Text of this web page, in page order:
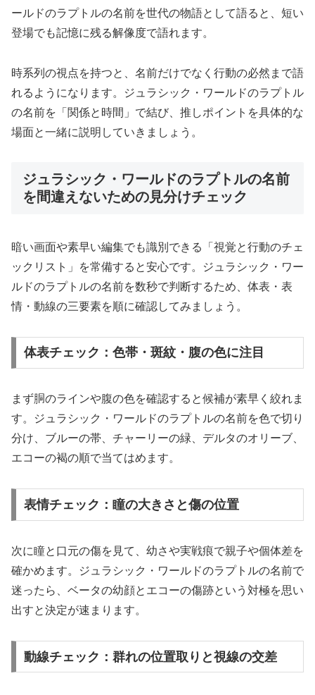
ールドのラプトルの名前を世代の物語として語ると、短い
登場でも記憶に残る解像度で語れます。
時系列の視点を持つと、名前だけでなく行動の必然まで語
れるようになります。ジュラシック・ワールドのラプトル
の名前を「関係と時間」で結び、推しポイントを具体的な
場面と一緒に説明していきましょう。
ジュラシック・ワールドのラプトルの名前
を間違えないための見分けチェック
暗い画面や素早い編集でも識別できる「視覚と行動のチェ
ックリスト」を常備すると安心です。ジュラシック・ワー
ルドのラプトルの名前を数秒で判断するため、体表・表
情・動線の三要素を順に確認してみましょう。
体表チェック：色帯・斑紋・腹の色に注目
まず胴のラインや腹の色を確認すると候補が素早く絞れま
す。ジュラシック・ワールドのラプトルの名前を色で切り
分け、ブルーの帯、チャーリーの緑、デルタのオリーブ、
エコーの褐の順で当てはめます。
表情チェック：瞳の大きさと傷の位置
次に瞳と口元の傷を見て、幼さや実戦痕で親子や個体差を
確かめます。ジュラシック・ワールドのラプトルの名前で
迷ったら、ベータの幼顔とエコーの傷跡という対極を思い
出すと決定が速まります。
動線チェック：群れの位置取りと視線の交差